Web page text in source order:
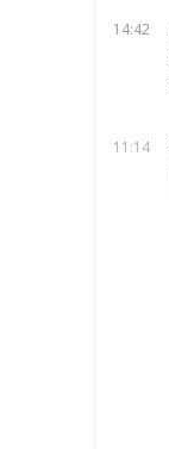
14:42
11:14